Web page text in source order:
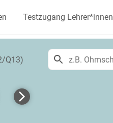
Testzugang Lehrer*innen
Q13)